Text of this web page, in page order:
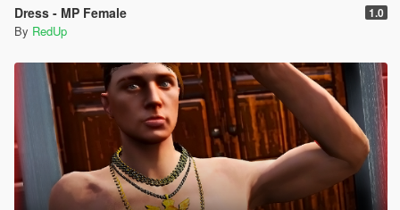
Dress - MP Female 1.0
By RedUp